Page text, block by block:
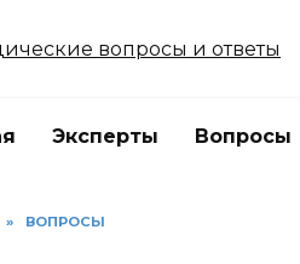
Эксперты Вопросы
» ВОПРОСЫ